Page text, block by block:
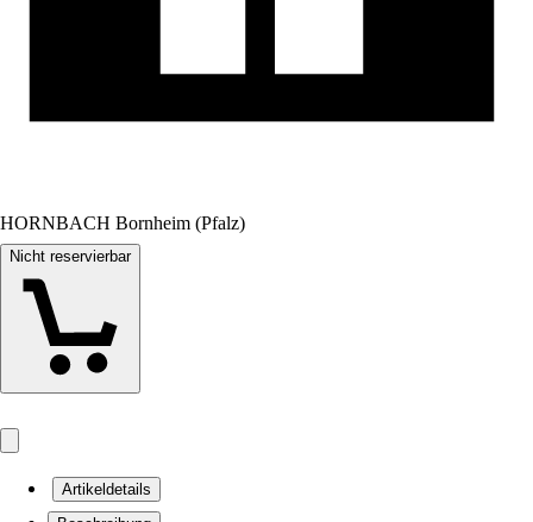
HORNBACH Bornheim (Pfalz)
Nicht reservierbar
Artikeldetails